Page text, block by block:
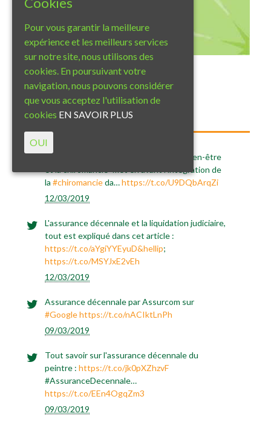
Twitter
Ce nouvel article "l’assurance RC Pro bien-être
et la chiromancie" met en avant l'intégration de
la #chiromancieda…https://t.co/U9DQbArqZi
12/03/2019
L'assurance décennale et la liquidation judiciaire,
tout est expliqué dans cet article :
https://t.co/aYgiYYEyuD&hellip;
https://t.co/MSYJxE2vEh
12/03/2019
Assurance décennale par Assurcom sur
#Googlehttps://t.co/nACIktLnPh
09/03/2019
Tout savoir sur l'assurance décennale du
peintre : https://t.co/jk0pXZhzvF
#AssuranceDecennale…
https://t.co/EEn4OgqZm3
09/03/2019
Pour vous garantir la meilleure
expérience et les meilleurs services
sur notre site, nous utilisons des
cookies. En poursuivant votre
navigation, nous pouvons considérer
que vous acceptez l'utilisation de
cookies EN SAVOIR PLUS
OUI